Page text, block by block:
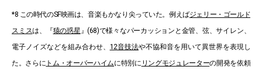
*8 この時代のSF映画は、音楽もかなり尖っていた。例えばジェリー・ゴールド
スミスは、『猿の惑星』(68)で様々なパーカッションと金管、弦、サイレン、
電子ノイズなどを組み合わせ、 12音技法や不協和音を用いて異世界を表現し
た。さらに トム・オーバーハイムに特別に リングモジュレーターの開発を依頼